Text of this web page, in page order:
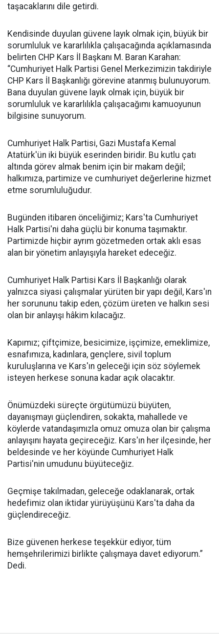
taşacaklarını dile getirdi.
Kendisinde duyulan güvene layık olmak için, büyük bir
sorumluluk ve kararlılıkla çalışacağında açıklamasında
belirten CHP Kars İl Başkanı M. Baran Karahan:
“Cumhuriyet Halk Partisi Genel Merkezimizin takdiriyle
CHP Kars İl Başkanlığı görevine atanmış bulunuyorum.
Bana duyulan güvene layık olmak için, büyük bir
sorumluluk ve kararlılıkla çalışacağımı kamuoyunun
bilgisine sunuyorum.
Cumhuriyet Halk Partisi, Gazi Mustafa Kemal
Atatürk'ün iki büyük eserinden biridir. Bu kutlu çatı
altında görev almak benim için bir makam değil;
halkımıza, partimize ve cumhuriyet değerlerine hizmet
etme sorumluluğudur.
Bugünden itibaren önceliğimiz; Kars'ta Cumhuriyet
Halk Partisi'ni daha güçlü bir konuma taşımaktır.
Partimizde hiçbir ayrım gözetmeden ortak aklı esas
alan bir yönetim anlayışıyla hareket edeceğiz.
Cumhuriyet Halk Partisi Kars İl Başkanlığı olarak
yalnızca siyasi çalışmalar yürüten bir yapı değil, Kars'ın
her sorununu takip eden, çözüm üreten ve halkın sesi
olan bir anlayışı hâkim kılacağız.
Kapımız; çiftçimize, besicimize, işçimize, emeklimize,
esnafımıza, kadınlara, gençlere, sivil toplum
kuruluşlarına ve Kars'ın geleceği için söz söylemek
isteyen herkese sonuna kadar açık olacaktır.
Önümüzdeki süreçte örgütümüzü büyüten,
dayanışmayı güçlendiren, sokakta, mahallede ve
köylerde vatandaşımızla omuz omuza olan bir çalışma
anlayışını hayata geçireceğiz. Kars'ın her ilçesinde, her
beldesinde ve her köyünde Cumhuriyet Halk
Partisi'nin umudunu büyüteceğiz.
Geçmişe takılmadan, geleceğe odaklanarak, ortak
hedefimiz olan iktidar yürüyüşünü Kars'ta daha da
güçlendireceğiz.
Bize güvenen herkese teşekkür ediyor, tüm
hemşehrilerimizi birlikte çalışmaya davet ediyorum.”
Dedi.